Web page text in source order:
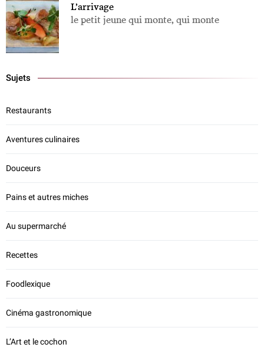
L’arrivage
le petit jeune qui monte, qui monte
Sujets
Restaurants
Aventures culinaires
Douceurs
Pains et autres miches
Au supermarché
Recettes
Foodlexique
Cinéma gastronomique
L’Art et le cochon